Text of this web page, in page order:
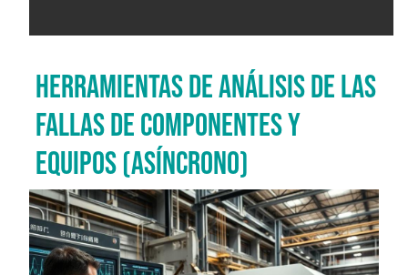
HERRAMIENTAS DE ANÁLISIS DE LAS
FALLAS DE COMPONENTES Y
EQUIPOS (ASÍNCRONO)
Imagen del curso